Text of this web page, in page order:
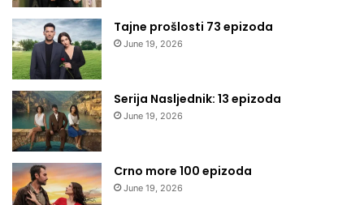
Tajne prošlosti 73 epizoda
June 19, 2026
Serija Nasljednik: 13 epizoda
June 19, 2026
Crno more 100 epizoda
June 19, 2026